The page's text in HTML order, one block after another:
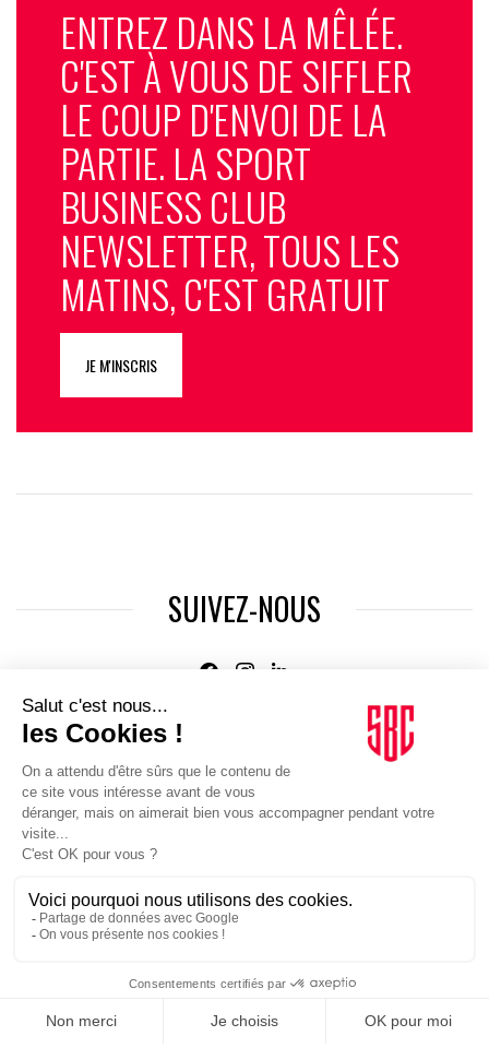
ENTREZ DANS LA MÊLÉE.
C'EST À VOUS DE SIFFLER
LE COUP D'ENVOI DE LA
PARTIE. LA SPORT
BUSINESS CLUB
NEWSLETTER, TOUS LES
MATINS, C'EST GRATUIT
JE M'INSCRIS
SUIVEZ-NOUS
Agence web:Novius